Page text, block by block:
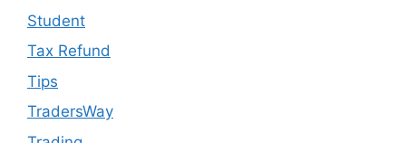
Student
Tax Refund
Tips
TradersWay